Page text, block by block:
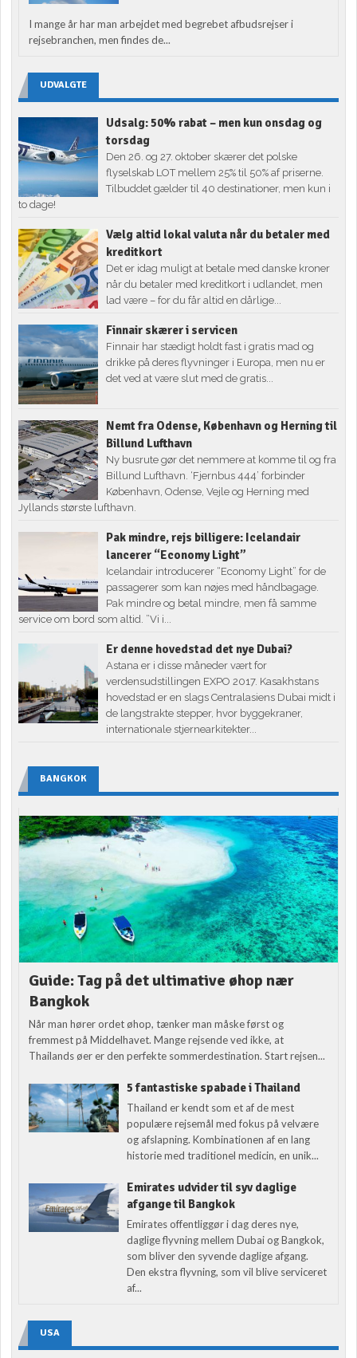
I mange år har man arbejdet med begrebet afbudsrejser i
rejsebranchen, men findes de...
UDVALGTE
Udsalg: 50% rabat – men kun onsdag og
torsdag
Den 26. og 27. oktober skærer det polske
flyselskab LOT mellem 25% til 50% af priserne.
Tilbuddet gælder til 40 destinationer, men kun i
to dage!
Vælg altid lokal valuta når du betaler med
kreditkort
Det er idag muligt at betale med danske kroner
når du betaler med kreditkort i udlandet, men
lad være – for du får altid en dårlige...
Finnair skærer i servicen
Finnair har stædigt holdt fast i gratis mad og
drikke på deres flyvninger i Europa, men nu er
det ved at være slut med de gratis...
Nemt fra Odense, København og Herning til
Billund Lufthavn
Ny busrute gør det nemmere at komme til og fra
Billund Lufthavn. ‘Fjernbus 444’ forbinder
København, Odense, Vejle og Herning med
Jyllands største lufthavn.
Pak mindre, rejs billigere: Icelandair
lancerer “Economy Light”
Icelandair introducerer “Economy Light” for de
passagerer som kan nøjes med håndbagage.
Pak mindre og betal mindre, men få samme
service om bord som altid. ”Vi i...
Er denne hovedstad det nye Dubai?
Astana er i disse måneder vært for
verdensudstillingen EXPO 2017. Kasakhstans
hovedstad er en slags Centralasiens Dubai midt i
de langstrakte stepper, hvor byggekraner,
internationale stjernearkitekter...
BANGKOK
Guide: Tag på det ultimative øhop nær
Bangkok
Når man hører ordet øhop, tænker man måske først og
fremmest på Middelhavet. Mange rejsende ved ikke, at
Thailands øer er den perfekte sommerdestination. Start rejsen...
5 fantastiske spabade i Thailand
Thailand er kendt som et af de mest
populære rejsemål med fokus på velvære
og afslapning. Kombinationen af en lang
historie med traditionel medicin, en unik...
Emirates udvider til syv daglige
afgange til Bangkok
Emirates offentliggør i dag deres nye,
daglige flyvning mellem Dubai og Bangkok,
som bliver den syvende daglige afgang.
Den ekstra flyvning, som vil blive serviceret
af...
USA